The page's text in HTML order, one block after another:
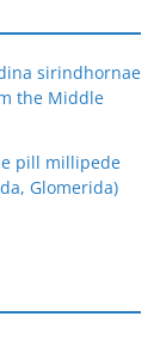
sirindhornae
the Middle
pill millipede
Glomerida)